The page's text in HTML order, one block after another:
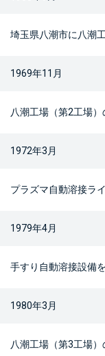
埼玉県八潮市に八潮
1969年11月
八潮工場（第2工場）
1972年3月
プラズマ自動溶接ラ
1979年4月
手すり自動溶接設備
1980年3月
八潮工場（第3工場）